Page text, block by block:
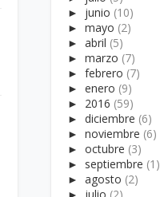
► junio (10)
►mayo (2)
►abril (5)
►marzo (7)
►febrero (7)
►enero (9)
► 2016 (59)
►diciembre (6)
►noviembre (6)
►octubre (3)
► septiembre (1)
►agosto (2)